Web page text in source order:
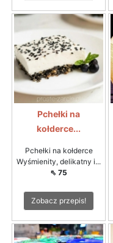
Pchełki na
kołderce...
Pchełki na kołderce
Wyśmienity, delikatny i...
⇖ 75
Zobacz przepis!